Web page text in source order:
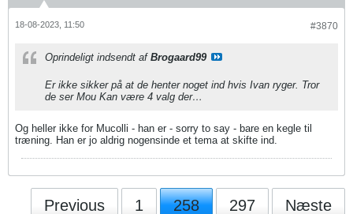
#3870
18-08-2023, 11:50
Oprindeligt indsendt af Brogaard99
Er ikke sikker på at de henter noget ind hvis Ivan ryger. Tror
de ser Mou Kan være 4 valg der…
Og heller ikke for Mucolli - han er - sorry to say - bare en kegle til
træning. Han er jo aldrig nogensinde et tema at skifte ind.
Previous 1 258 297 Næste